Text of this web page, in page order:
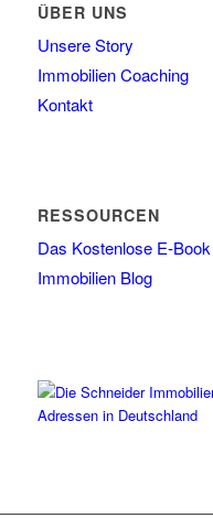
ÜBER UNS
Unsere Story
Immobilien Coaching
Kontakt
RESSOURCEN
Das Kostenlose E-Book
Immobilien Blog